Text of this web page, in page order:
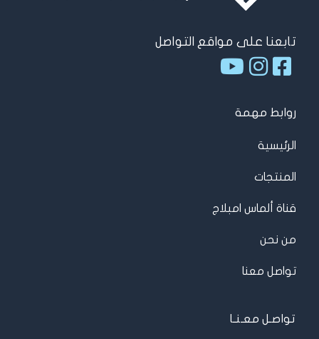
تابعنا على مواقع التواصل
روابط مهمة
الرئيسية
المنتجات
قناة ألماس امبلاج
من نحن
تواصل معنا
تواصـل معـنـا